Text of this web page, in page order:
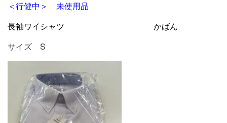
＜行健中＞ 未使用品
長袖ワイシャツ かばん
サイズ S